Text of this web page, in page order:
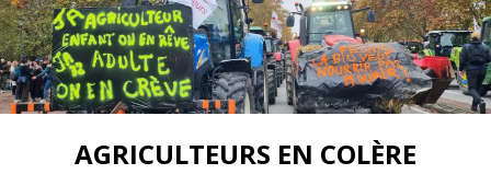
AGRICULTEURS EN COLÈRE